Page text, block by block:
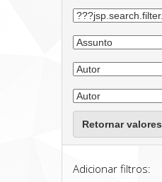
Retornar valores
Adicionar filtros: